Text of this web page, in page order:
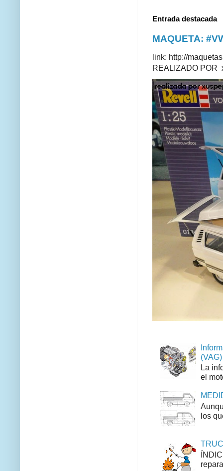
Entrada destacada
MAQUETA:
link: http://
REALIZADO POR
(VAG)
La
el
los